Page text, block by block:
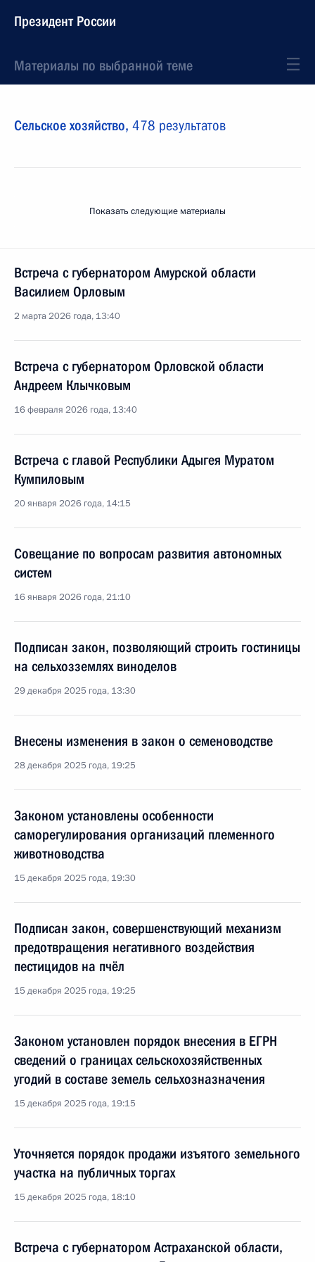
Президент России
Материалы по выбранной теме
Сельское хозяйство, 478 результатов
Показать следующие материалы
Встреча с губернатором Амурской области
Василием Орловым
2 марта 2026 года, 13:40
Встреча с губернатором Орловской области
Андреем Клычковым
16 февраля 2026 года, 13:40
Встреча с главой Республики Адыгея Муратом
Кумпиловым
20 января 2026 года, 14:15
Совещание по вопросам развития автономных
систем
16 января 2026 года, 21:10
Подписан закон, позволяющий строить гостиницы
на сельхозземлях виноделов
29 декабря 2025 года, 13:30
Внесены изменения в закон о семеноводстве
28 декабря 2025 года, 19:25
Законом установлены особенности
саморегулирования организаций племенного
животноводства
15 декабря 2025 года, 19:30
Подписан закон, совершенствующий механизм
предотвращения негативного воздействия
пестицидов на пчёл
15 декабря 2025 года, 19:25
Законом установлен порядок внесения в ЕГРН
сведений о границах сельскохозяйственных
угодий в составе земель сельхозназначения
15 декабря 2025 года, 19:15
Уточняется порядок продажи изъятого земельного
участка на публичных торгах
15 декабря 2025 года, 18:10
Встреча с губернатором Астраханской области,